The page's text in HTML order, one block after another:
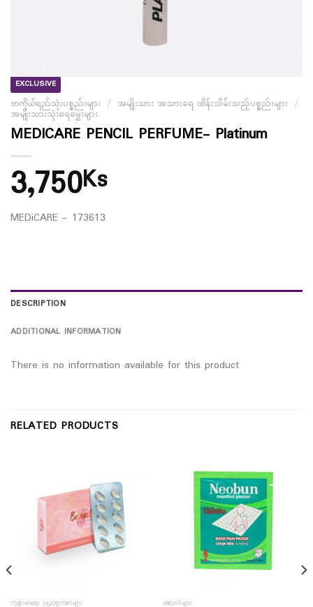
EXCLUSIVE
တကိုယ်ရည်သုံးပစ္စည်းများ / အမျိုးသား အသားရေ ထိန်းသိမ်းသည့်ပစ္စည်းများ /
အမျိုးသားသုံးရေမွှေးများ
MEDICARE PENCIL PERFUME- Platinum
3,750Ks
MEDiCARE – 173613
DESCRIPTION
ADDITIONAL INFORMATION
There is no information available for this product
RELATED PRODUCTS
ကျန်းမာရေး ဖြည့်စွက်စာများ ဆေးဝါးများ